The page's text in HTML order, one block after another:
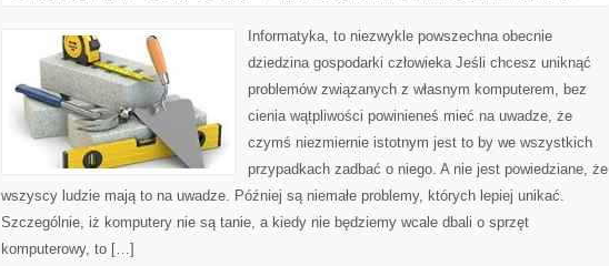
UNIKNĄĆ
Z
Informatyka, to niezwykle powszechna obecnie
dziedzina gospodarki człowieka Jeśli chcesz uniknąć
problemów związanych z własnym komputerem, bez
cienia wątpliwości powinieneś mieć na uwadze, że
czymś niezmiernie istotnym jest to by we wszystkich
przypadkach zadbać o niego. A nie jest powiedziane, że
wszyscy ludzie mają to na uwadze. Później są niemałe problemy, których lepiej unikać.
Szczególnie, iż komputery nie są tanie, a kiedy nie będziemy wcale dbali o sprzęt
komputerowy, to […]